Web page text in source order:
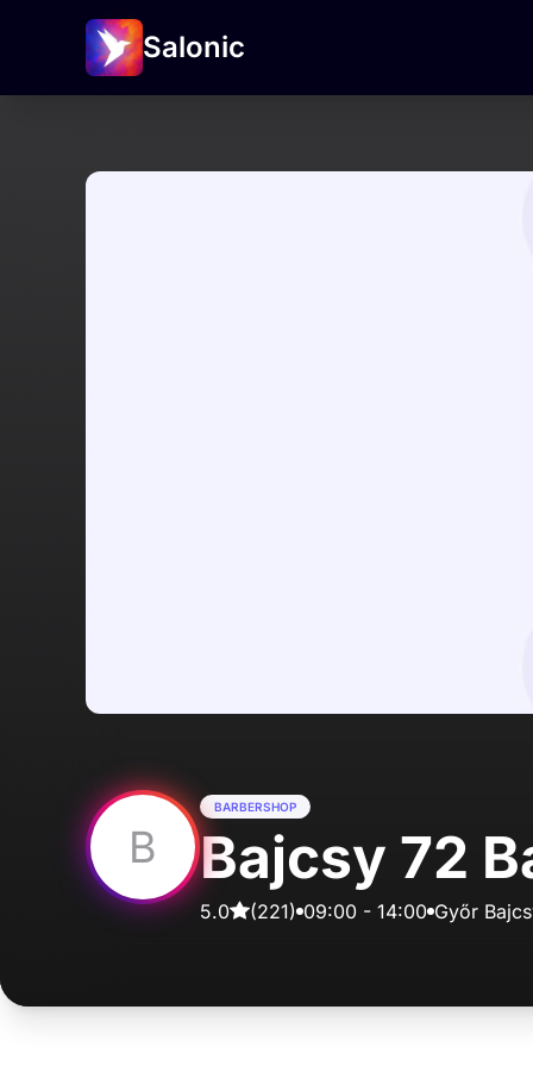
Salonic
B
BARBERSHOP
Bajcsy 72
5.0 (221) 09:00- 14:00 Győr